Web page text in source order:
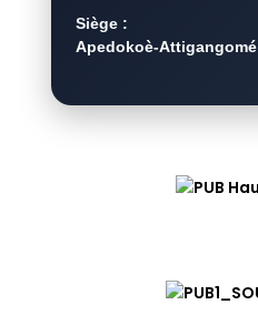
Siège :
Apedokoè-Attigangomé